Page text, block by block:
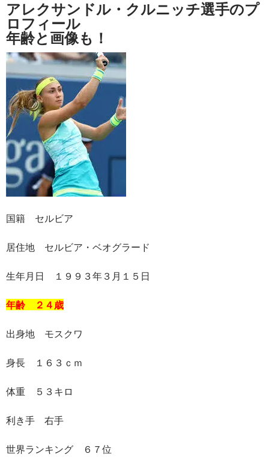
アレクサンドル・クルニッチ選手のプ
ロフィール
年齢と画像も！
国籍 セルビア
居住地 セルビア・ベオグラード
生年月日 １９９３年３月１５日
年齢 ２４歳
出身地 モスクワ
身長 １６３ｃｍ
体重 ５３キロ
利き手 右手
世界ランキング ６７位